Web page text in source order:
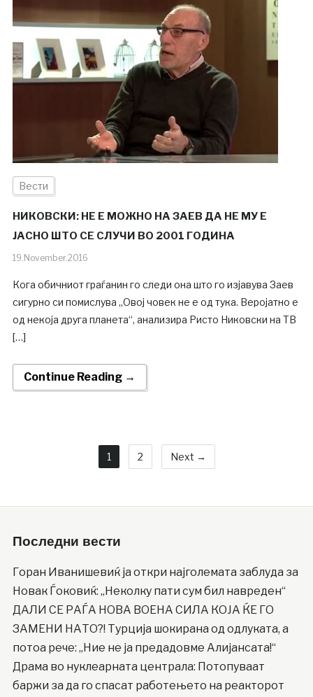
Вести
НИКОВСКИ: НЕ Е МОЖНО НА ЗАЕВ ДА НЕ МУ Е
ЈАСНО ШТО СЕ СЛУЧИ ВО 2001 ГОДИНА
19.November.2016
Кога обичниот граѓанин го следи она што го изјавува Заев
сигурно си помислува „Овој човек не е од тука. Веројатно е
од некоја друга планета“, анализира Ристо Никовски на ТВ
[…]
Continue Reading →
1 2 Next →
Последни вести
Горан Иванишевиќ ја откри најголемата заблуда за
Новак Ѓоковиќ: „Неколку пати сум бил навреден“
ДАЛИ СЕ РАЃА НОВА ВОЕНА СИЛА КОЈА ЌЕ ГО
ЗАМЕНИ НАТО?! Турција шокирана од одлуката, а
потоа рече: „Ние не ја предадовме Алијансата!“
Драма во нуклеарната централа: Потопуваат
баржи за да го спасат работењето на реакторот